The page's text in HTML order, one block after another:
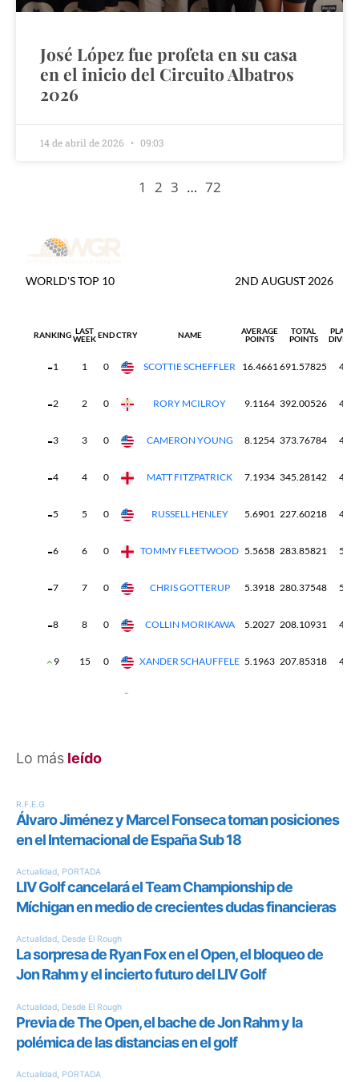
José López fue profeta en su casa
en el inicio del Circuito Albatros
2026
14 de abril de 2026 09:03
1 2 3 … 72
Lo más leído